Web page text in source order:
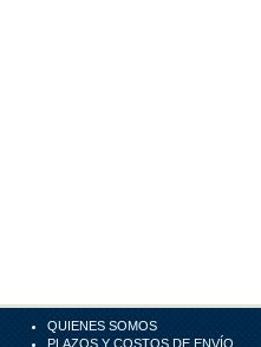
QUIENES SOMOS
PLAZOS Y COSTOS DE ENVÍO